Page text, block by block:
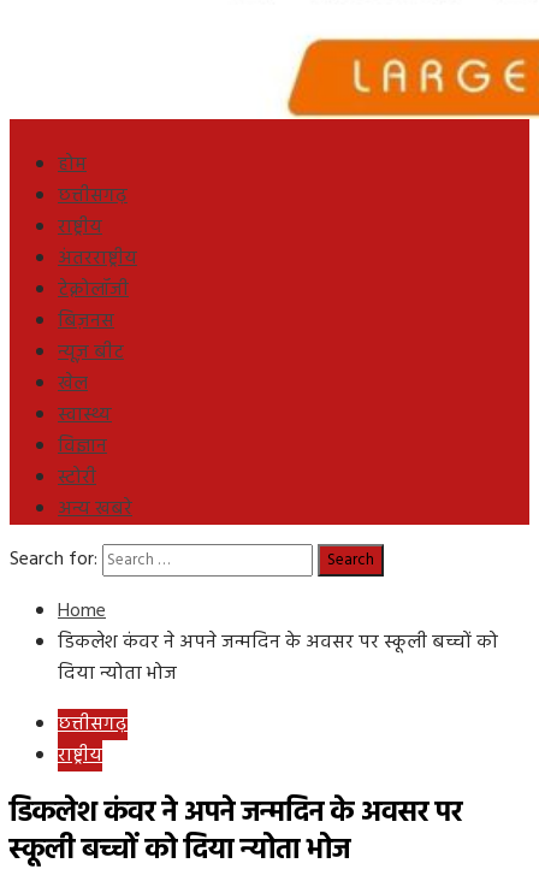
होम
छत्तीसगढ़
राष्ट्रीय
अंतरराष्ट्रीय
टेक्नोलॉजी
बिज़नस
न्यूज़ बीट
खेल
स्वास्थ्य
विज्ञान
स्टोरी
अन्य खबरे
Search for:
Home
डिकलेश कंवर ने अपने जन्मदिन के अवसर पर स्कूली बच्चों को
दिया न्योता भोज
छत्तीसगढ़
राष्ट्रीय
डिकलेश कंवर ने अपने जन्मदिन के अवसर पर
स्कूली बच्चों को दिया न्योता भोज